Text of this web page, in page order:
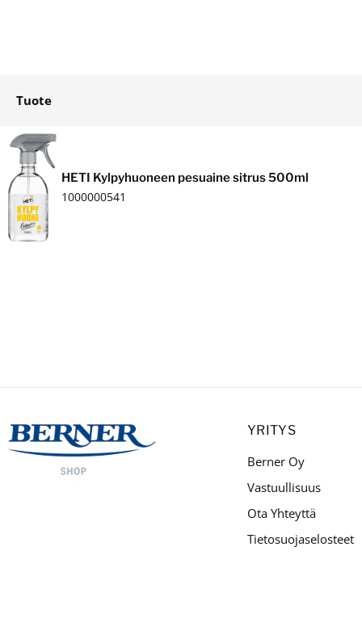
Ostoskori
Tuote
HETI Kylpyhuoneen pesuaine sitrus 500ml
1000000541
YRITYS
Berner Oy
Vastuullisuus
Ota Yhteyttä
Tietosuojaselosteet